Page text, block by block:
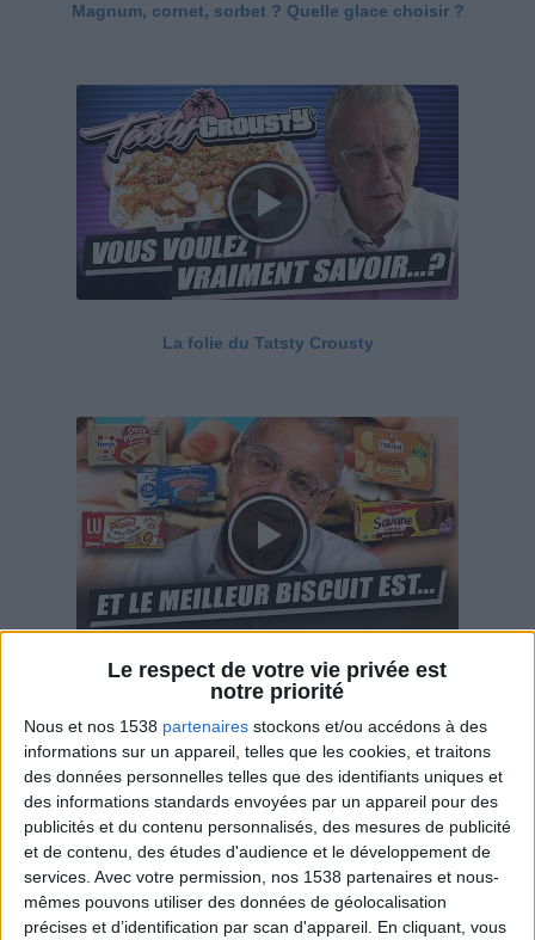
Le respect de votre vie privée est
notre priorité
Nous et nos 1538 partenaires stockons et/ou accédons à des
informations sur un appareil, telles que les cookies, et traitons
des données personnelles telles que des identifiants uniques et
des informations standards envoyées par un appareil pour des
publicités et du contenu personnalisés, des mesures de publicité
et de contenu, des études d'audience et le développement de
services. Avec votre permission, nos 1538 partenaires et nous-
mêmes pouvons utiliser des données de géolocalisation
précises et d’identification par scan d'appareil. En cliquant, vous
Magnum, cornet, sorbet ? Quelle glace choisir ?
La folie du Tatsty Crousty
Savane, LU, Pepito, Harrys... Que valent vraiment
ces gâteaux ?
Webinaires en direct Voir tout